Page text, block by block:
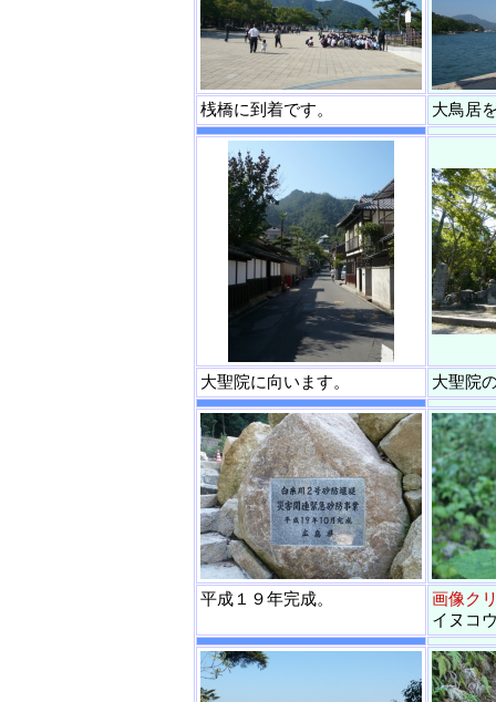
桟橋に到着です。 大鳥居
大聖院に向います。 大聖院
平成１９年完成。
画像ク
イヌコ